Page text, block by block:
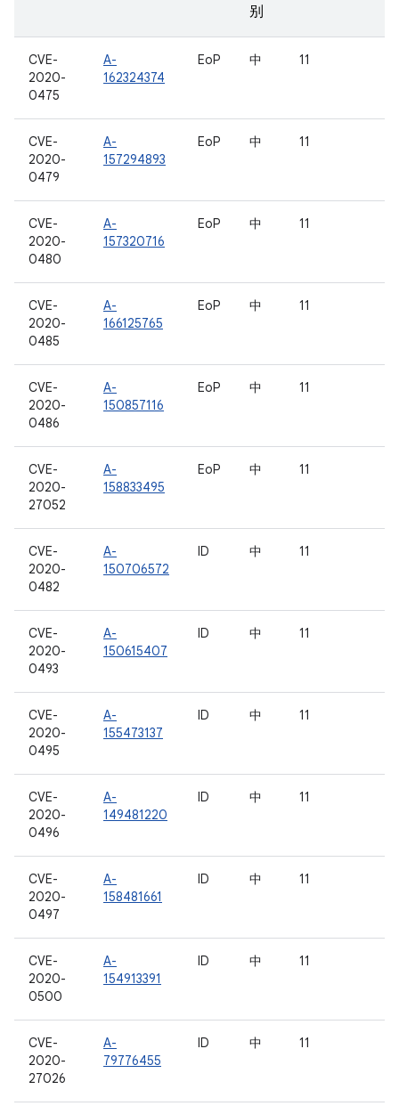
别
CVE-
2020-
0475
A-
162324374
EoP 中 11
CVE-
2020-
0479
A-
157294893
EoP 中 11
CVE-
2020-
0480
A-
157320716
EoP 中 11
CVE-
2020-
0485
A-
166125765
EoP 中 11
CVE-
2020-
0486
A-
150857116
EoP 中 11
CVE-
2020-
27052
A-
158833495
EoP 中 11
CVE-
2020-
0482
A-
150706572
ID 中 11
CVE-
2020-
0493
A-
150615407
ID 中 11
CVE-
2020-
0495
A-
155473137
ID 中 11
CVE-
2020-
0496
A-
149481220
ID 中 11
CVE-
2020-
0497
A-
158481661
ID 中 11
CVE-
2020-
0500
A-
154913391
ID 中 11
CVE-
2020-
27026
A-
79776455
ID 中 11